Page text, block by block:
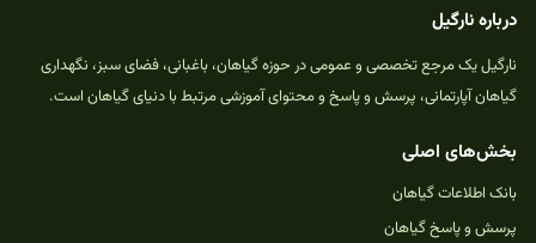
درباره نارگیل
نارگیل یک مرجع تخصصی و عمومی در حوزه گیاهان، باغبانی، فضای سبز، نگهداری
گیاهان آپارتمانی، پرسش و پاسخ و محتوای آموزشی مرتبط با دنیای گیاهان است.
بخش‌های اصلی
بانک اطلاعات گیاهان
پرسش و پاسخ گیاهان